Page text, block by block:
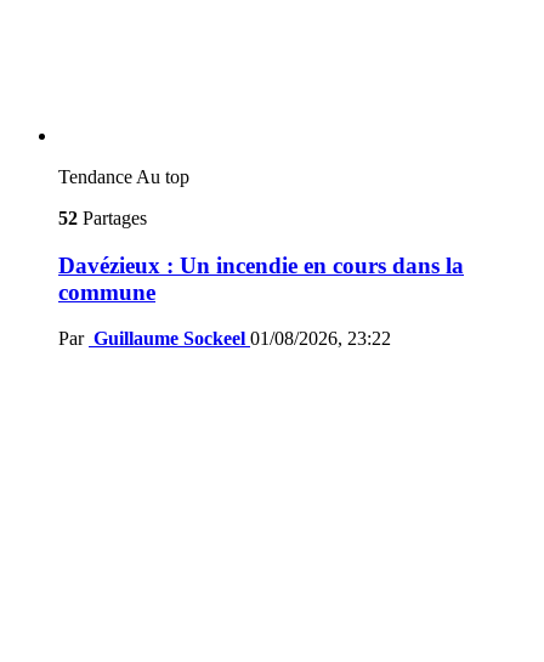
Tendance Au top
52 Partages
Davézieux : Un incendie en cours dans la
commune
Par Guillaume Sockeel 01/08/2026, 23:22